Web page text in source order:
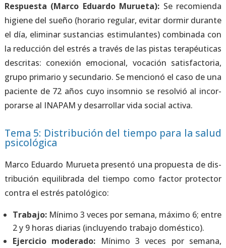
Res­pues­ta (Mar­co Eduar­do Murue­ta): Se reco­mien­da
higie­ne del sue­ño (hora­rio regu­lar, evi­tar dor­mir duran­te
el día, eli­mi­nar sus­tan­cias esti­mu­lan­tes) com­bi­na­da con
la reduc­ción del estrés a tra­vés de las pis­tas tera­péu­ti­cas
des­cri­tas: cone­xión emo­cio­nal, voca­ción satis­fac­to­ria,
gru­po pri­ma­rio y secun­da­rio. Se men­cio­nó el caso de una
pacien­te de 72 años cuyo insom­nio se resol­vió al incor­
po­rar­se al INAPAM y desa­rro­llar vida social acti­va.
Tema 5: Distribución del tiempo para la salud
psicológica
Mar­co Eduar­do Murue­ta pre­sen­tó una pro­pues­ta de dis­
tri­bu­ción equi­li­bra­da del tiem­po como fac­tor pro­tec­tor
con­tra el estrés pato­ló­gi­co:
Tra­ba­jo:Míni­mo 3 veces por sema­na, máxi­mo 6; entre
2 y 9 horas dia­rias (inclu­yen­do tra­ba­jo domés­ti­co).
Ejer­ci­cio mode­ra­do: Míni­mo 3 veces por sema­na,